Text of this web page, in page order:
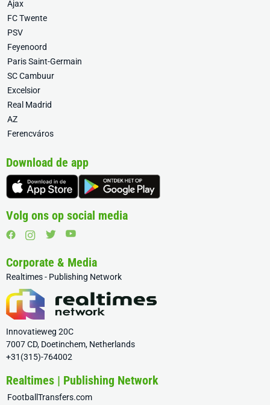
Ajax
FC Twente
PSV
Feyenoord
Paris Saint-Germain
SC Cambuur
Excelsior
Real Madrid
AZ
Ferencváros
Download de app
Volg ons op social media
Corporate & Media
Realtimes - Publishing Network
Innovatieweg 20C
7007 CD, Doetinchem, Netherlands
+31(315)-764002
Realtimes | Publishing Network
FootballTransfers.com